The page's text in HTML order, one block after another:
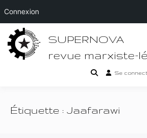
Passer
contenu
SUPERNOVA
revue marxiste-
Se
Étiquette : Jaafarawi
Connexion